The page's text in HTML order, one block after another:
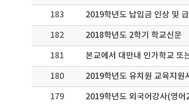
183 2019학년도 납입금 인상 및
182 2018학년도 2학기 학교신문
181 본교에서 대만내 인가학교 또
180 2019학년도 유치원 교육지원
179 2019학년도 외국어강사(영